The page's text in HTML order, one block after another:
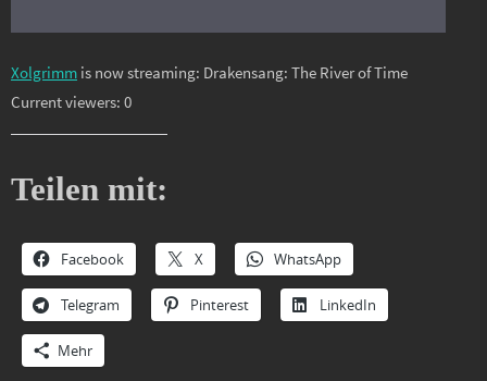
Xolgrimm is now streaming: Drakensang: The River of Time
Current viewers: 0
Teilen mit:
Facebook X WhatsApp
Telegram Pinterest LinkedIn
Mehr